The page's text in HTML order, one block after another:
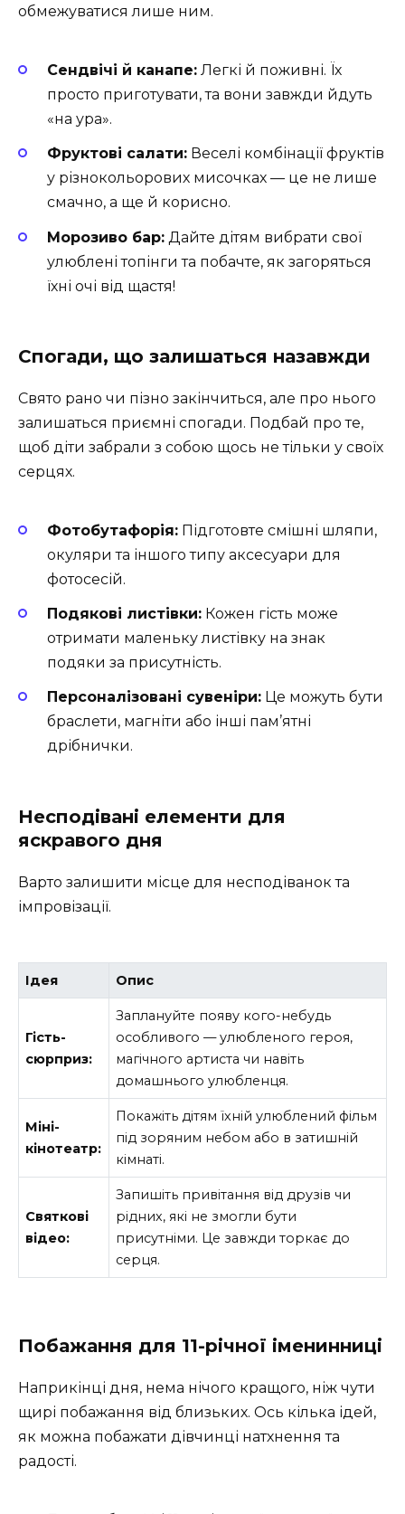
обмежуватися лише ним.
Сендвічі й канапе: Легкі й поживні. Їх
просто приготувати, та вони завжди йдуть
«на ура».
Фруктові салати: Веселі комбінації фруктів
у різнокольорових мисочках — це не лише
смачно, а ще й корисно.
Морозиво бар: Дайте дітям вибрати свої
улюблені топінги та побачте, як загоряться
їхні очі від щастя!
Спогади, що залишаться назавжди
Свято рано чи пізно закінчиться, але про нього
залишаться приємні спогади. Подбай про те,
щоб діти забрали з собою щось не тільки у своїх
серцях.
Фотобутафорія: Підготовте смішні шляпи,
окуляри та іншого типу аксесуари для
фотосесій.
Подякові листівки: Кожен гість може
отримати маленьку листівку на знак
подяки за присутність.
Персоналізовані сувеніри: Це можуть бути
браслети, магніти або інші пам’ятні
дрібнички.
Несподівані елементи для
яскравого дня
Варто залишити місце для несподіванок та
імпровізації.
Ідея Опис
Гість-
сюрприз:
Заплануйте появу кого-небудь
особливого — улюбленого героя,
магічного артиста чи навіть
домашнього улюбленця.
Міні-
кінотеатр:
Покажіть дітям їхній улюблений фільм
під зоряним небом або в затишній
кімнаті.
Святкові
відео:
Запишіть привітання від друзів чи
рідних, які не змогли бути
присутніми. Це завжди торкає до
серця.
Побажання для 11-річної іменинниці
Наприкінці дня, нема нічого кращого, ніж чути
щирі побажання від близьких. Ось кілька ідей,
як можна побажати дівчинці натхнення та
радості.